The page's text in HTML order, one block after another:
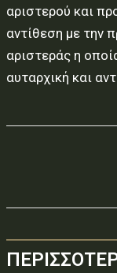
αριστερού και
αντίθεση με την
αριστεράς η
αυταρχική και